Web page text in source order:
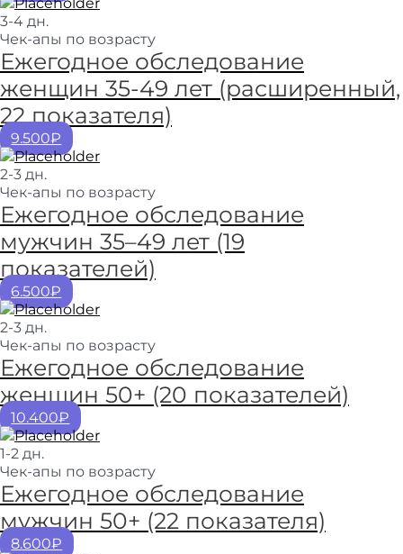
3-4 дн.
Чек-апы по возрасту
Ежегодное обследование
женщин 35-49 лет (расширенный,
22 показателя)
9.500₽
2-3 дн.
Чек-апы по возрасту
Ежегодное обследование
мужчин 35–49 лет (19
показателей)
6.500₽
2-3 дн.
Чек-апы по возрасту
Ежегодное обследование
женщин 50+ (20 показателей)
10.400₽
1-2 дн.
Чек-апы по возрасту
Ежегодное обследование
мужчин 50+ (22 показателя)
8.600₽